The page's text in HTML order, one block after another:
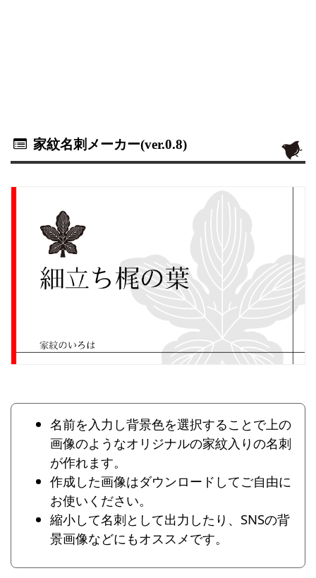
家紋名刺メーカー(ver.0.8)
名前を入力し背景色を選択することで上の
画像のようなオリジナルの家紋入りの名刺
が作れます。
作成した画像はダウンロードしてご自由に
お使いください。
縮小して名刺として出力したり、SNSの背
景画像などにもオススメです。